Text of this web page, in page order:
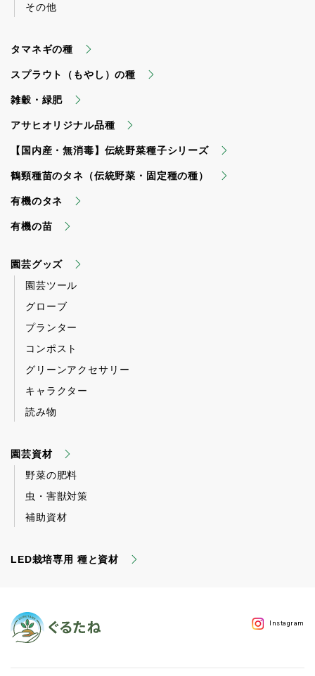
その他
タマネギの種
スプラウト（もやし）の種
雑穀・緑肥
アサヒオリジナル品種
【国内産・無消毒】伝統野菜種子シリーズ
鶴頸種苗のタネ（伝統野菜・固定種の種）
有機のタネ
有機の苗
園芸グッズ
園芸ツール
グローブ
プランター
コンポスト
グリーンアクセサリー
キャラクター
読み物
園芸資材
野菜の肥料
虫・害獣対策
補助資材
LED栽培専用 種と資材
Instagram